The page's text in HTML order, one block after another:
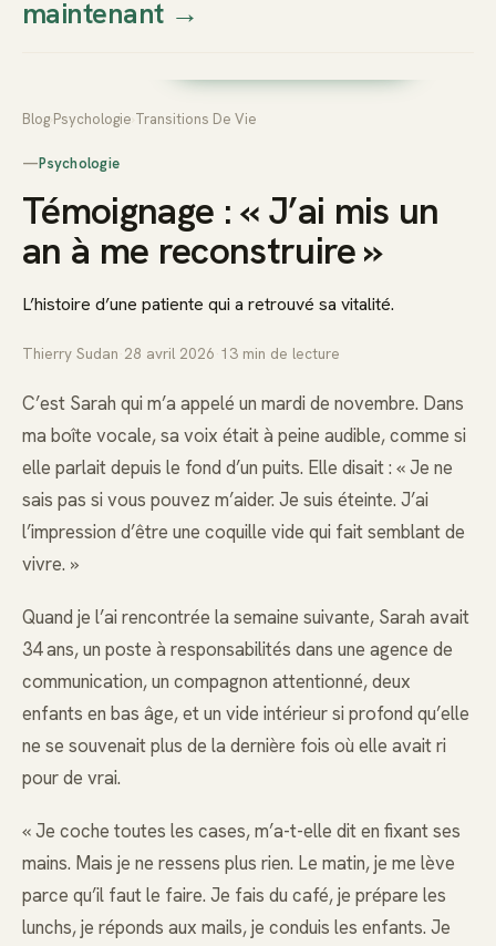
Thierry
Prendre rendez-vous dès
maintenant→
Blog Psychologie Transitions De Vie
—Psychologie
Témoignage : « J’ai mis un
an à me reconstruire »
L’histoire d’une patiente qui a retrouvé sa vitalité.
Thierry Sudan 28 avril 2026 13 min de lecture
C’est Sarah qui m’a appelé un mardi de novembre. Dans
ma boîte vocale, sa voix était à peine audible, comme si
elle parlait depuis le fond d’un puits. Elle disait : « Je ne
sais pas si vous pouvez m’aider. Je suis éteinte. J’ai
l’impression d’être une coquille vide qui fait semblant de
vivre. »
Quand je l’ai rencontrée la semaine suivante, Sarah avait
34 ans, un poste à responsabilités dans une agence de
communication, un compagnon attentionné, deux
enfants en bas âge, et un vide intérieur si profond qu’elle
ne se souvenait plus de la dernière fois où elle avait ri
pour de vrai.
« Je coche toutes les cases, m’a-t-elle dit en fixant ses
mains. Mais je ne ressens plus rien. Le matin, je me lève
parce qu’il faut le faire. Je fais du café, je prépare les
lunchs, je réponds aux mails, je conduis les enfants. Je